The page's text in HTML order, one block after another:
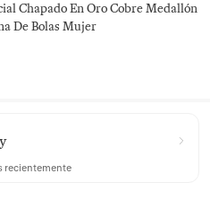
Chapado En Oro Cobre Medallón
De Bolas Mujer
recientemente